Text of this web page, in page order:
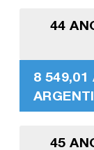
44
8 549,01
45